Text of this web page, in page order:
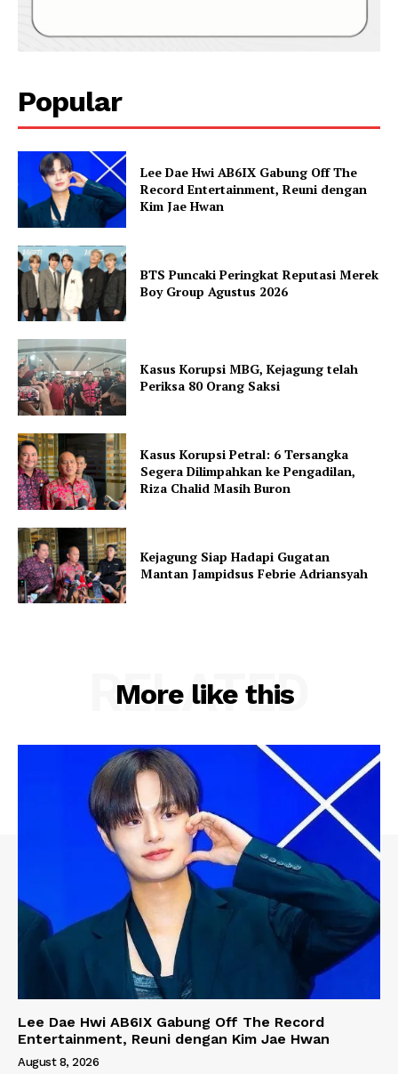
Popular
Lee Dae Hwi AB6IX Gabung Off The
Record Entertainment, Reuni dengan
Kim Jae Hwan
BTS Puncaki Peringkat Reputasi Merek
Boy Group Agustus 2026
Kasus Korupsi MBG, Kejagung telah
Periksa 80 Orang Saksi
Kasus Korupsi Petral: 6 Tersangka
Segera Dilimpahkan ke Pengadilan,
Riza Chalid Masih Buron
Kejagung Siap Hadapi Gugatan
Mantan Jampidsus Febrie Adriansyah
More like this
RELATED
Lee Dae Hwi AB6IX Gabung Off The Record
Entertainment, Reuni dengan Kim Jae Hwan
August 8, 2026